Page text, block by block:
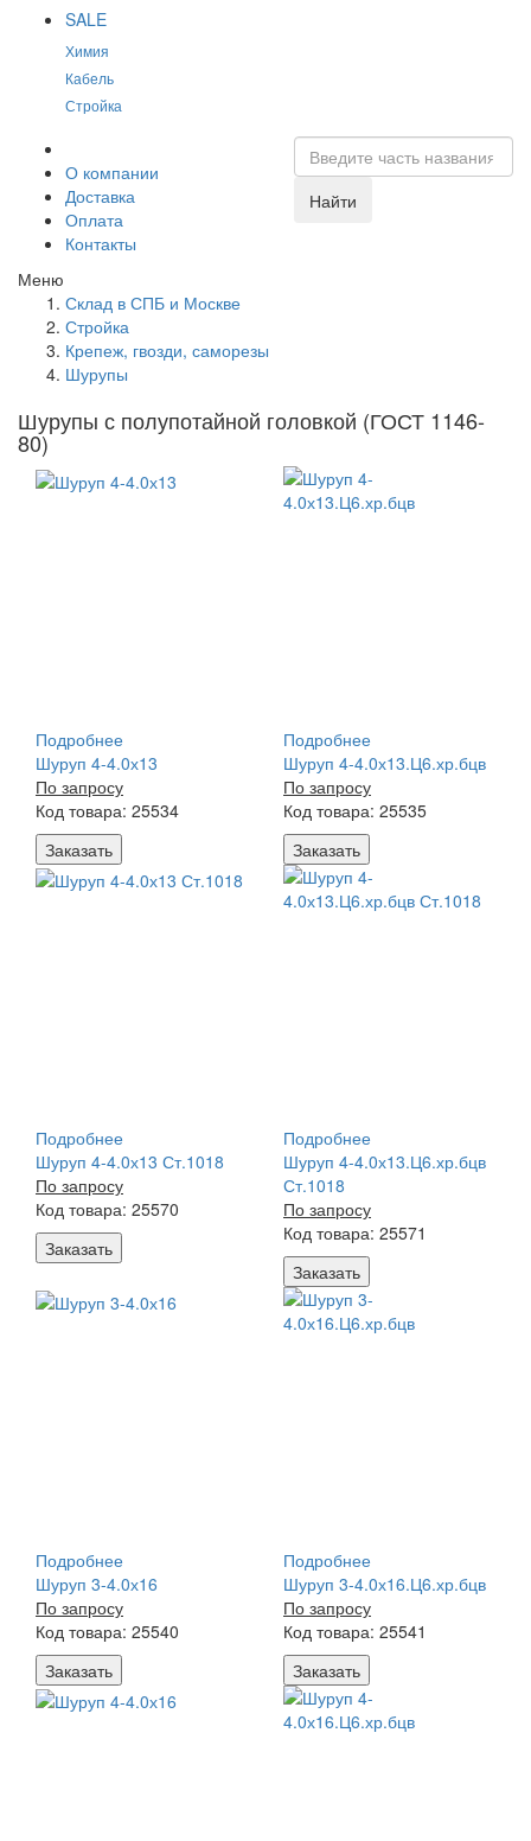
SALE
Химия
Кабель
Стройка
О компании
Доставка
Оплата
Контакты
Найти
Меню
Склад в СПБ и Москве
Стройка
Крепеж, гвозди, саморезы
Шурупы
Шурупы с полупотайной головкой (ГОСТ 1146-
80)
Подробнее
Шуруп 4-4.0х13
По запросу
Код товара: 25534
Заказать
Подробнее
Шуруп 4-4.0х13.Ц6.хр.бцв
По запросу
Код товара: 25535
Заказать
Подробнее
Шуруп 4-4.0х13 Ст.1018
По запросу
Код товара: 25570
Заказать
Подробнее
Шуруп 4-4.0х13.Ц6.хр.бцв
Ст.1018
По запросу
Код товара: 25571
Заказать
Подробнее
Шуруп 3-4.0х16
По запросу
Код товара: 25540
Заказать
Подробнее
Шуруп 3-4.0х16.Ц6.хр.бцв
По запросу
Код товара: 25541
Заказать